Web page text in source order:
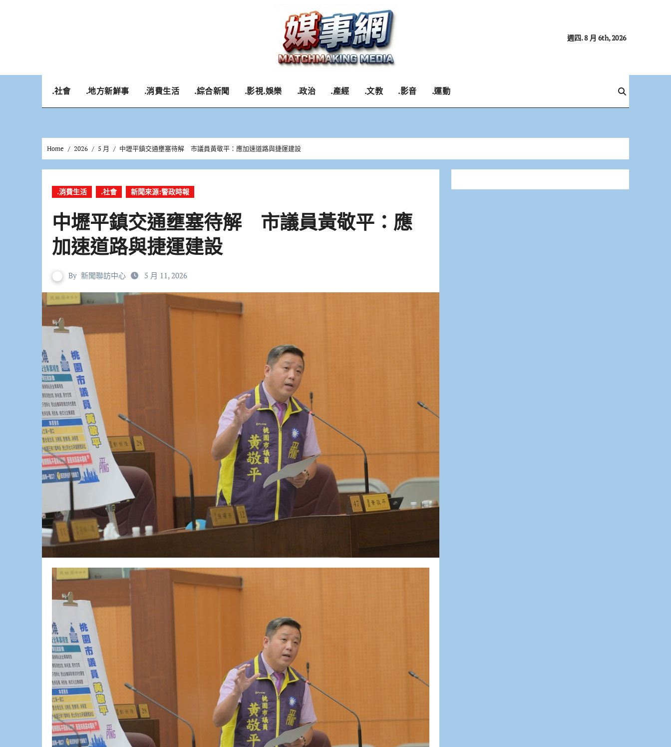
週四. 8 月 6th, 2026
.社會 .地方新鮮事 .消費生活 .綜合新聞 .影視.娛樂 .政治 .產經 .文教 .影音 .運動
Home 2026 5 月 中壢平鎮交通壅塞待解 市議員黃敬平：應加速道路與捷運建設
.消費生活 .社會 新聞來源:警政時報
中壢平鎮交通壅塞待解 市議員黃敬平：應
加速道路與捷運建設
By 新聞聯訪中心 5 月 11, 2026